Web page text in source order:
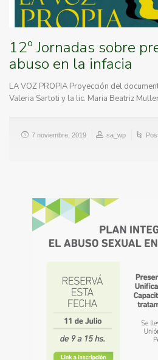
12º Jornadas sobre
abuso en la infacia
LA VOZ PROPIA Proyección del
Valeria Sartoti y la lic. Maria Beatriz
7 noviembre, 2019 sa_wp